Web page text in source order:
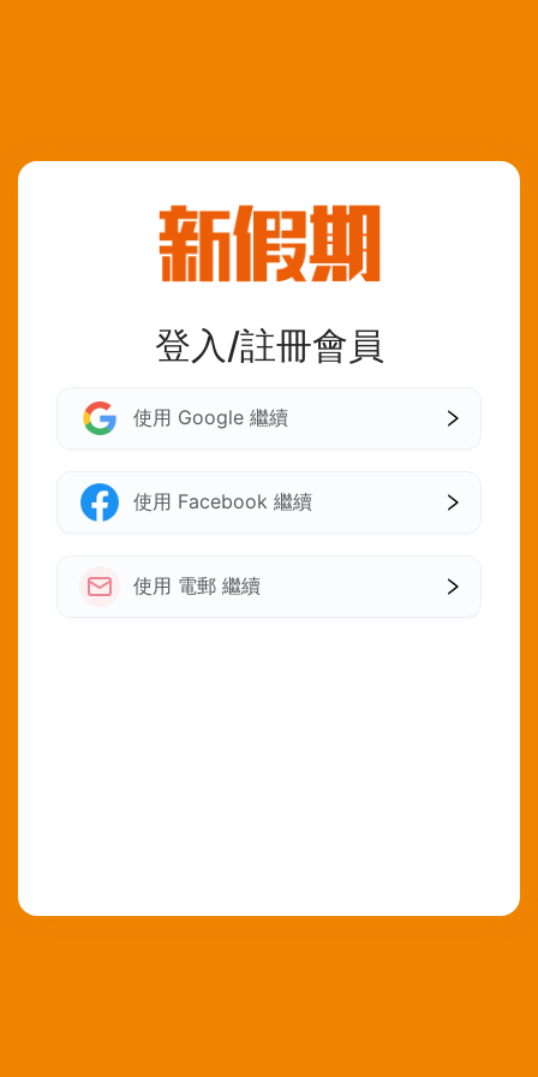
登入/註冊會員
使用 Google 繼續
使用 Facebook 繼續
使用 電郵 繼續